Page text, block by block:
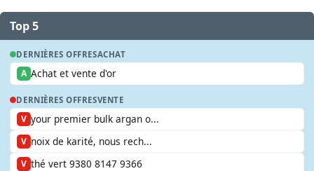
Top 5
DERNIÈRES OFFRESACHAT
A Achat et vente d'or
DERNIÈRES OFFRESVENTE
V your premier bulk argan o...
V noix de karité, nous rech...
V thé vert 9380 8147 9366